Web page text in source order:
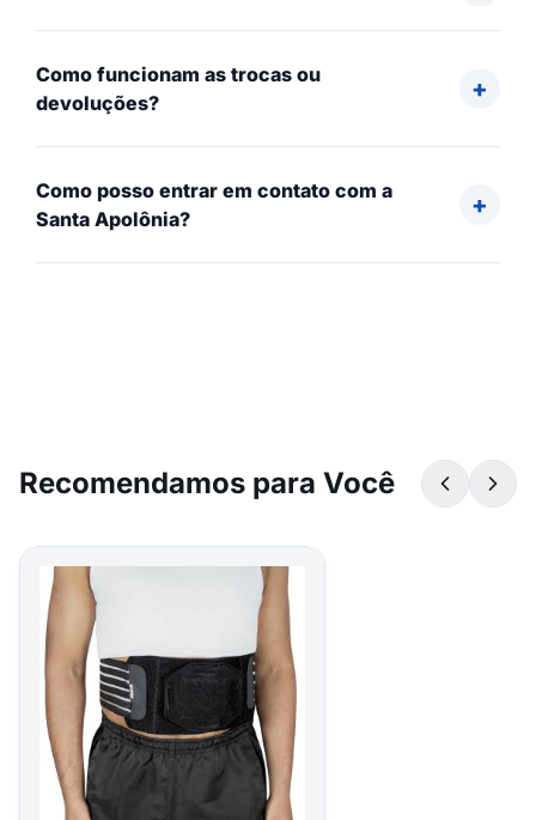
Como funcionam as trocas ou
devoluções?
Como posso entrar em contato com a
Santa Apolônia?
Recomendamos para Você